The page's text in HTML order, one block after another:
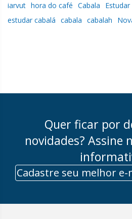
iarvut hora do café Cabala
estudar cabalá cabala cabalah
Quer ficar por
novidades? Assine